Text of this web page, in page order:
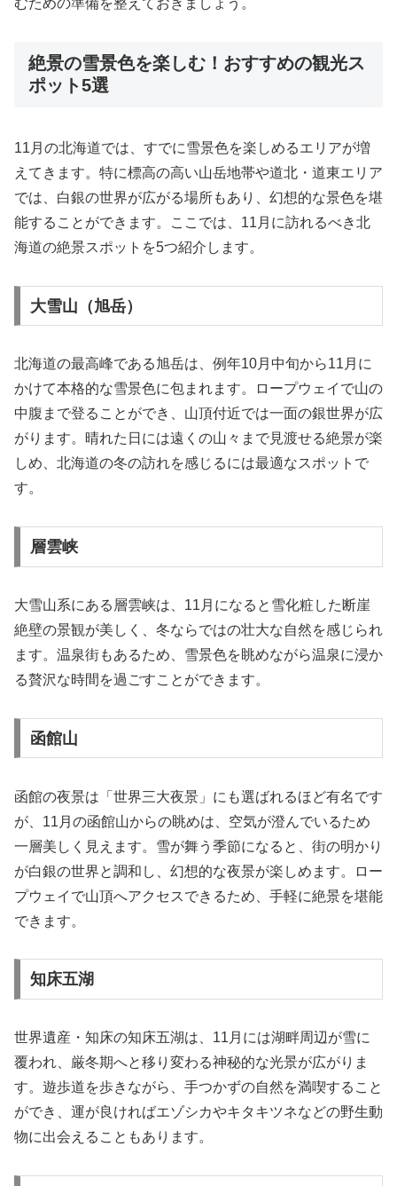
絶景の雪景色を楽しむ！おすすめの観光ス
ポット5選
11月の北海道では、すでに雪景色を楽しめるエリアが増
えてきます。特に標高の高い山岳地帯や道北・道東エリア
では、白銀の世界が広がる場所もあり、幻想的な景色を堪
能することができます。ここでは、11月に訪れるべき北
海道の絶景スポットを5つ紹介します。
大雪山（旭岳）
北海道の最高峰である旭岳は、例年10月中旬から11月に
かけて本格的な雪景色に包まれます。ロープウェイで山の
中腹まで登ることができ、山頂付近では一面の銀世界が広
がります。晴れた日には遠くの山々まで見渡せる絶景が楽
しめ、北海道の冬の訪れを感じるには最適なスポットで
す。
層雲峡
大雪山系にある層雲峡は、11月になると雪化粧した断崖
絶壁の景観が美しく、冬ならではの壮大な自然を感じられ
ます。温泉街もあるため、雪景色を眺めながら温泉に浸か
る贅沢な時間を過ごすことができます。
函館山
函館の夜景は「世界三大夜景」にも選ばれるほど有名です
が、11月の函館山からの眺めは、空気が澄んでいるため
一層美しく見えます。雪が舞う季節になると、街の明かり
が白銀の世界と調和し、幻想的な夜景が楽しめます。ロー
プウェイで山頂へアクセスできるため、手軽に絶景を堪能
できます。
知床五湖
世界遺産・知床の知床五湖は、11月には湖畔周辺が雪に
覆われ、厳冬期へと移り変わる神秘的な光景が広がりま
す。遊歩道を歩きながら、手つかずの自然を満喫すること
ができ、運が良ければエゾシカやキタキツネなどの野生動
物に出会えることもあります。